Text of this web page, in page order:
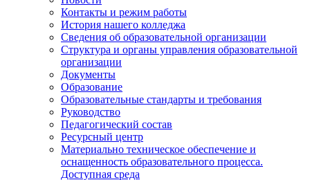
Контакты и режим работы
История нашего колледжа
Сведения об образовательной организации
Структура и органы управления образовательной
организации
Документы
Образование
Образовательные стандарты и требования
Руководство
Педагогический состав
Ресурсный центр
Материально техническое обеспечение и
оснащенность образовательного процесса.
Доступная среда